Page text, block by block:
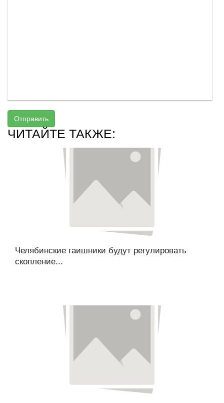
Отправить
ЧИТАЙТЕ ТАКЖЕ:
Челябинские гаишники будут регулировать
скопление...